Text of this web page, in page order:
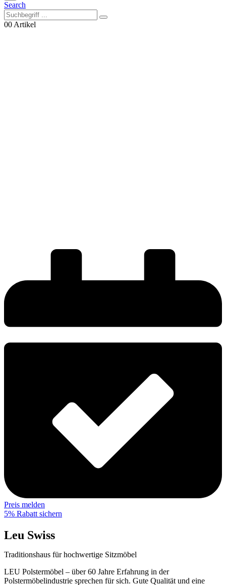
Search
00 Artikel
Preis melden
5% Rabatt sichern
Leu Swiss
Traditionshaus für hochwertige Sitzmöbel
LEU Polstermöbel – über 60 Jahre Erfahrung in der
Polstermöbelindustrie sprechen für sich. Gute Qualität und eine